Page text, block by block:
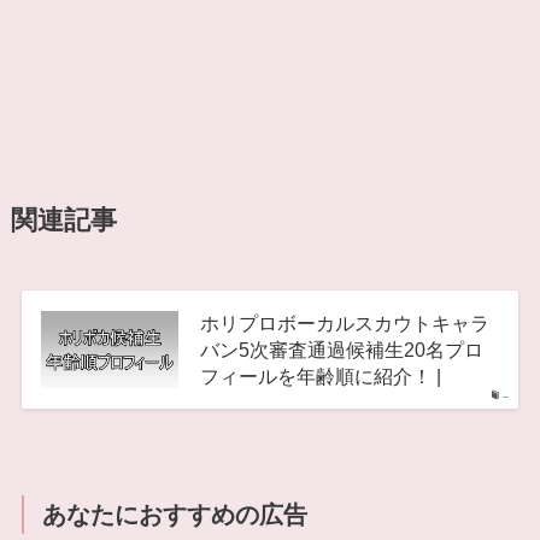
関連記事
–
ホリプロボーカルスカウトキャラ
バン5次審査通過候補生20名プロ
フィールを年齢順に紹介！ |
あなたにおすすめの広告